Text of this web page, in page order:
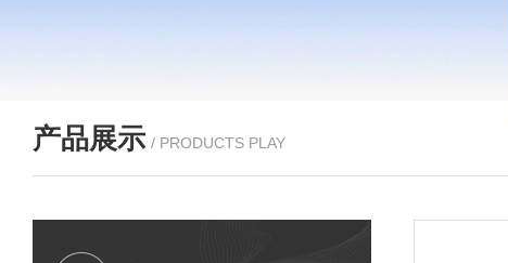
产品展示 / PRODUCTS PLAY